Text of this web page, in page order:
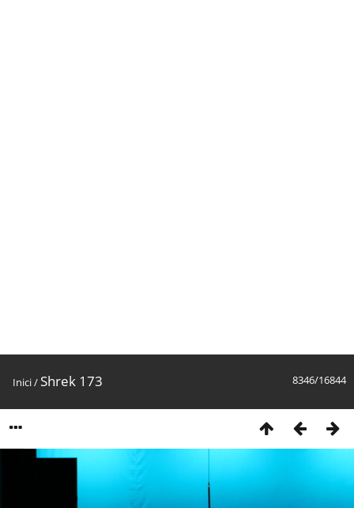
8346/16844
Inici/ Shrek 173